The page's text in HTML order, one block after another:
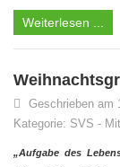
Weiterlesen ...
Geschrieben am
Kategorie: SVS -
„Aufgabe des